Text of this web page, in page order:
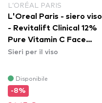
L’ORÉAL PARIS
L'Oreal Paris - siero viso
- Revitalift Clinical 12%
Pure Vitamin C Face
Brightening Serum
Sieri per il viso
Disponibile
-8%